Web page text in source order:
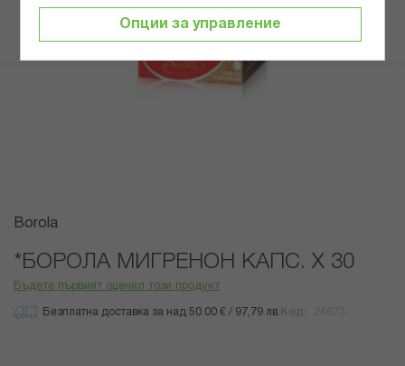
Преминете
началото
Borola
*БОРОЛА МИГРЕНОН КАПС. Х 30
Бъдете първият оценил този продукт
Безплатна доставка за над 50.00 € / 97,79 лв.
Опции за управление